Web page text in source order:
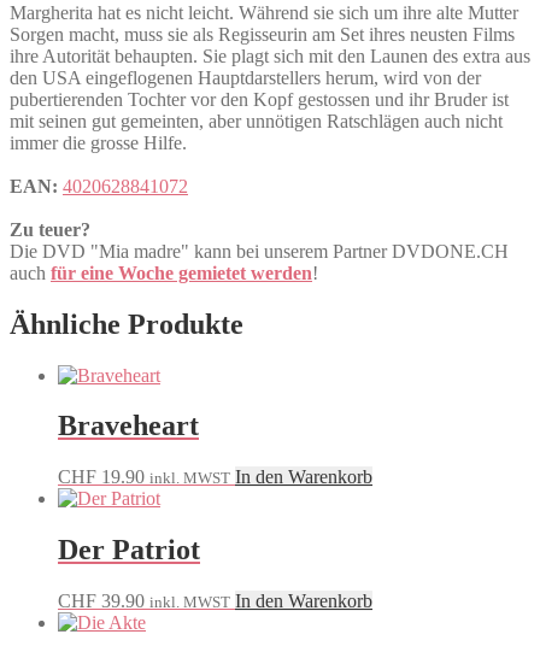
Margherita hat es nicht leicht. Während sie sich um ihre alte Mutter
Sorgen macht, muss sie als Regisseurin am Set ihres neusten Films
ihre Autorität behaupten. Sie plagt sich mit den Launen des extra aus
den USA eingeflogenen Hauptdarstellers herum, wird von der
pubertierenden Tochter vor den Kopf gestossen und ihr Bruder ist
mit seinen gut gemeinten, aber unnötigen Ratschlägen auch nicht
immer die grosse Hilfe.
EAN: 4020628841072
Zu teuer?
Die DVD "Mia madre" kann bei unserem Partner DVDONE.CH
auch für eine Woche gemietet werden!
Ähnliche Produkte
Braveheart
CHF 19.90 inkl. MWST In den Warenkorb
Der Patriot
CHF 39.90 inkl. MWST In den Warenkorb